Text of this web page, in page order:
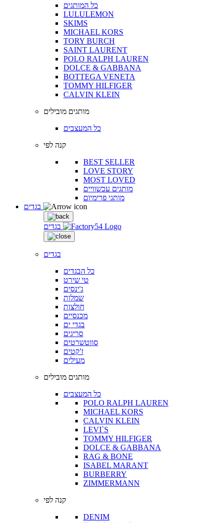
כל המותגים
LULULEMON
SKIMS
MICHAEL KORS
TORY BURCH
SAINT LAURENT
POLO RALPH LAUREN
DOLCE & GABBANA
BOTTEGA VENETA
TOMMY HILFIGER
CALVIN KLEIN
מותגים מובילים
כל המעצבים
קנה לפי
BEST SELLER
LOVE STORY
MOST LOVED
מותגים עכשוויים
מותגי פרימיום
בגדים
בגדים
כל הבגדים
טי שירט
ג'ינסים
שמלות
חולצות
מכנסיים
בגדי ים
סריגים
סווטשרטים
ז'קטים
מעילים
מותגים מובילים
כל המעצבים
POLO RALPH LAUREN
MICHAEL KORS
CALVIN KLEIN
LEVI`S
TOMMY HILFIGER
DOLCE & GABBANA
RAG & BONE
ISABEL MARANT
BURBERRY
ZIMMERMANN
קנה לפי
DENIM